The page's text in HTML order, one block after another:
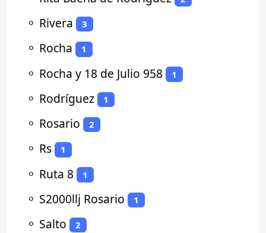
⚬ Rivera 3
⚬ Rocha 1
⚬ Rocha y 18 de Julio 958 1
⚬ Rodríguez 1
⚬ Rosario 2
⚬ Rs 1
⚬ Ruta 8 1
⚬ S2000llj Rosario 1
⚬ Salto 2